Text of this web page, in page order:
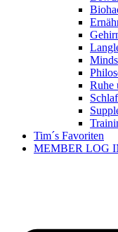
Ruhe
Schlaf
Tim´s Favoriten
MEMBER LOG